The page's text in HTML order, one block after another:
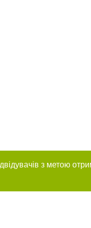
з метою